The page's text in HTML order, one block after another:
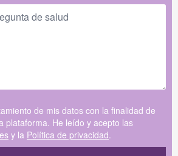
de mis datos con la finalidad de
plataforma. He leído y acepto las
y la Política de privacidad.